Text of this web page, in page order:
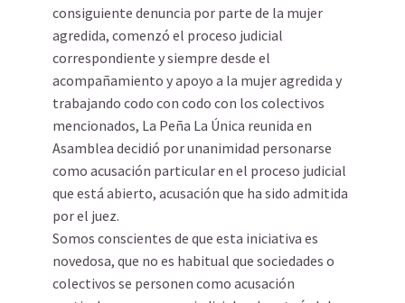
consiguiente denuncia por parte de la mujer
agredida, comenzó el proceso judicial
correspondiente y siempre desde el
acompañamiento y apoyo a la mujer agredida y
trabajando codo con codo con los colectivos
mencionados, La Peña La Única reunida en
Asamblea decidió por unanimidad personarse
como acusación particular en el proceso judicial
que está abierto, acusación que ha sido admitida
por el juez.
Somos conscientes de que esta iniciativa es
novedosa, que no es habitual que sociedades o
colectivos se personen como acusación